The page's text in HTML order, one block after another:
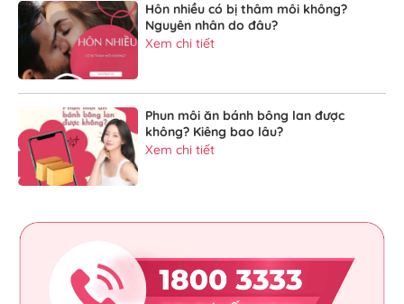
Hôn nhiều có bị thâm môi không?
Nguyên nhân do đâu?
Xem chi tiết
Phun môi ăn bánh bông lan được
không? Kiêng bao lâu?
Xem chi tiết